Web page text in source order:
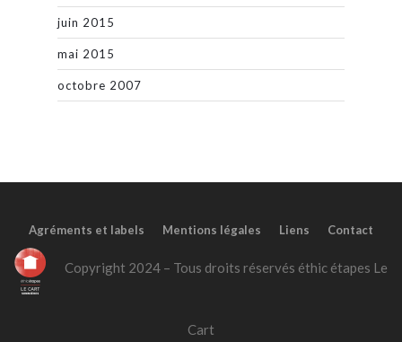
juin 2015
mai 2015
octobre 2007
Agréments et labels Mentions légales Liens Contact
Copyright 2024 – Tous droits réservés éthic étapes Le
Cart